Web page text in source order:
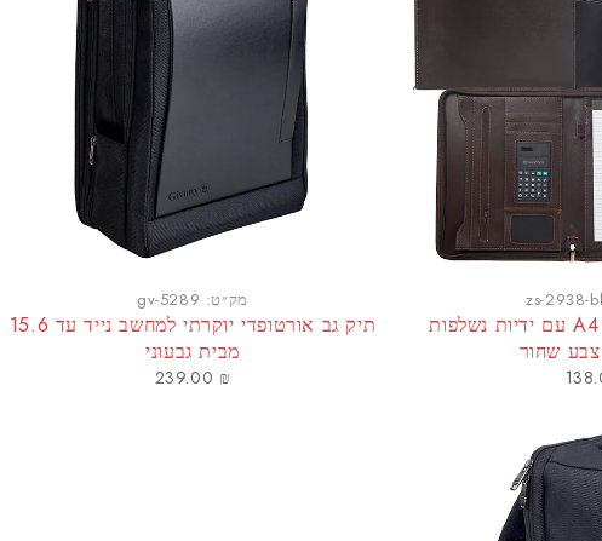
zs-2938-
מכתבית PU דמוי עור A4 עם ידיות נשלפות
שחור
מק״ט: gv-5289
תיק גב אורטופדי יוקרתי למחשב נייד עד 15.6
מבית גבעוני
239.00₪